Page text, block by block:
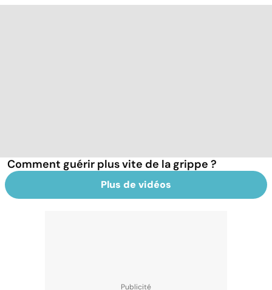
Comment guérir plus vite de la grippe ?
Plus de vidéos